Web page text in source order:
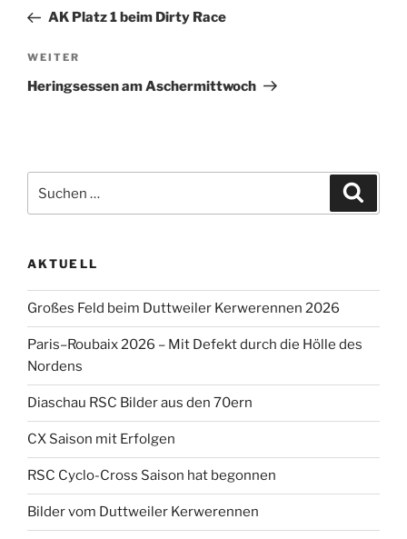
Beitrag
AK Platz 1 beim Dirty Race
Nächster
Beitrag
WEITER
Heringsessen am Aschermittwoch
nach:
AKTUELL
Großes Feld beim Duttweiler Kerwerennen 2026
Paris–Roubaix 2026 – Mit Defekt durch die Hölle des
Nordens
Diaschau RSC Bilder aus den 70ern
CX Saison mit Erfolgen
RSC Cyclo-Cross Saison hat begonnen
Bilder vom Duttweiler Kerwerennen